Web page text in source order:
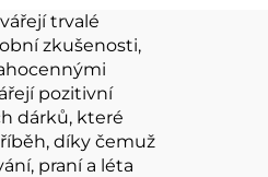
trvalé
zkušenosti,
pozitivní
dárků, které
díky čemuž
praní a léta